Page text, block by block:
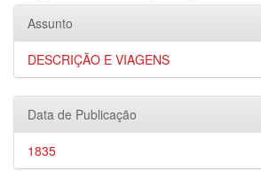
Assunto
DESCRIÇÃO E VIAGENS
Data de Publicação
1835